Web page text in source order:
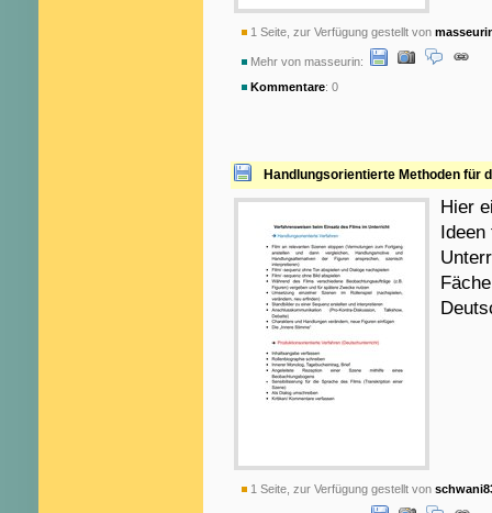
1 Seite, zur Verfügung gestellt von
Mehr von masseurin:
Kommentare: 0
Handlungsorientierte Methoden für
Hier
1 Seite, zur Verfügung gestellt von